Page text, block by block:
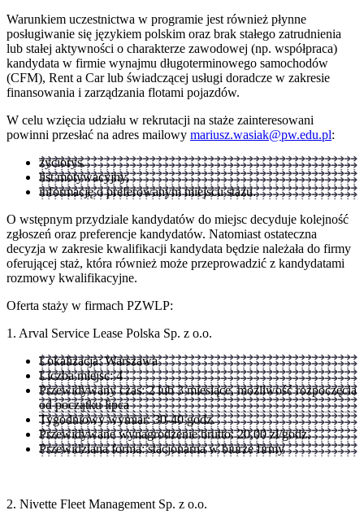
Warunkiem uczestnictwa w programie jest również płynne
posługiwanie się językiem polskim oraz brak stałego zatrudnienia
lub stałej aktywności o charakterze zawodowej (np. współpraca)
kandydata w firmie wynajmu długoterminowego samochodów
(CFM), Rent a Car lub świadczącej usługi doradcze w zakresie
finansowania i zarządzania flotami pojazdów.
W celu wzięcia udziału w rekrutacji na staże zainteresowani
powinni przesłać na adres mailowy mariusz.wasiak@pw.edu.pl:
życiorys.
list motywacyjny,
informację o preferowanym miejscu stażu.
O wstępnym przydziale kandydatów do miejsc decyduje kolejność
zgłoszeń oraz preferencje kandydatów. Natomiast ostateczna
decyzja w zakresie kwalifikacji kandydata będzie należała do firmy
oferującej staż, która również może przeprowadzić z kandydatami
rozmowy kwalifikacyjne.
Oferta staży w firmach PZWLP:
1. Arval Service Lease Polska Sp. z o.o.
Lokalizacja: Warszawa
Liczba miejsc: 4
Przewidywany czas: 2 lub 3 miesiące, możliwość rozpoczęcia
od początku lipca
Tygodniowy wymiar: 30-40 godz.
Przewidywane wynagrodzenie brutto: 20,00 zł/godz.
Przewidziana forma: stacjonarna w biurze firmy
2. Nivette Fleet Management Sp. z o.o.